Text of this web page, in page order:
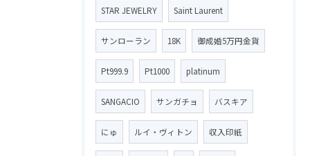
STAR JEWELRY Saint Laurent
サンローラン 18K 御成婚5万円金貨
Pt999.9 Pt1000 platinum
SANGACIO サンガチョ バスキア
にゅ ルイ・ヴィトン 収入印紙